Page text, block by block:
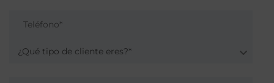
¿Qué tipo de cliente eres?*